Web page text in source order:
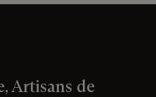
Artisans de